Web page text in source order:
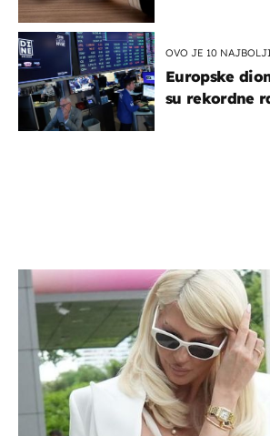
OVO JE 10
Europske
su rekordne